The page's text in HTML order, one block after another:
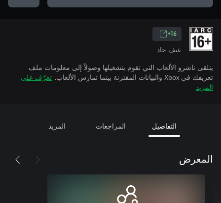
16+
عنف حاد
يتلقى ناشرو الألعاب التي تقوم بتشغيلها وصولاً إلى معلومات ملف
تعريفك في Xbox والبيانات المقترنة بينما تمارس الألعاب.
تعرّف على
المزيد
التفاصيل المراجعات المزيد
المعرض